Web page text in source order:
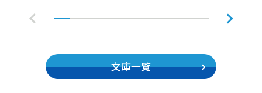
文庫一覧